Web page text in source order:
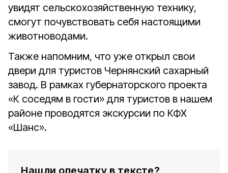
увидят сельскохозяйственную технику,
смогут почувствовать себя настоящими
животноводами.
Также напомним, что уже открыл свои
двери для туристов Чернянский сахарный
завод. В рамках губернаторского проекта
«К соседям в гости» для туристов в нашем
районе проводятся экскурсии по КФХ
«Шанс».
Нашли опечатку в тексте?